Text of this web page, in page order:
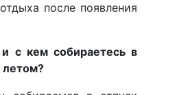
после появления
с кем собираетесь в
летом?